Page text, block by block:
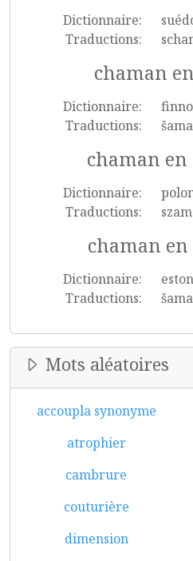
Dictionnaire:
Traductions:
chaman
Dictionnaire:
Traductions:
chaman
Dictionnaire:
Traductions:
chaman
Dictionnaire:
Traductions:
Mots aléatoires
accoupla synonyme
atrophier
cambrure
couturière
dimension